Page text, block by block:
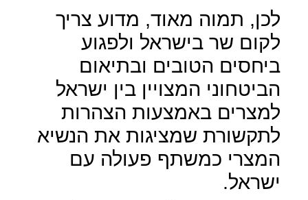
לכן, תמוה מאוד, מדוע צריך
לקום שר בישראל ולפגוע
ביחסים הטובים ובתיאום
הביטחוני המצויין בין ישראל
למצרים באמצעות הצהרות
לתקשורת שמציגות את הנשיא
המצרי כמשתף פעולה עם
ישראל.